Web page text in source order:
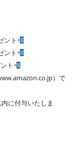
ント
ント
ト
）で
に付与いたしま